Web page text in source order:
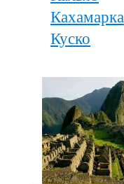
Кахамарка
Куско